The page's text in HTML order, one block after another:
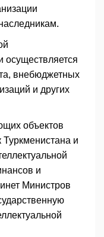
осуществляется
внебюджетных
и других
объектов
и
и
Министров